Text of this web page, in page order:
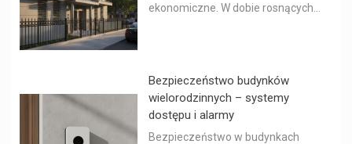
ekonomiczne. W dobie rosnących...
Bezpieczeństwo budynków
wielorodzinnych – systemy
dostępu i alarmy
Bezpieczeństwo w budynkach